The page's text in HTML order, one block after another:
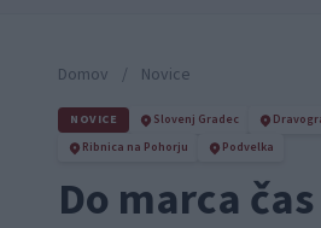
Domov / Novice
NOVICE Slovenj Gradec
Ribnica na Pohorju
Podvelka
Do marca